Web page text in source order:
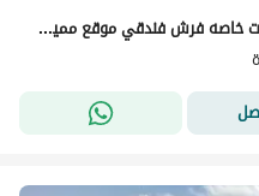
شقه للايجار المفروش 155متر تشطيبات خاصه فرش فندقي موقع مميز جدا في مدينه الرحاب التجمع الاول القاهره الجديده_Rehab City, First Settlement, New Cairo.